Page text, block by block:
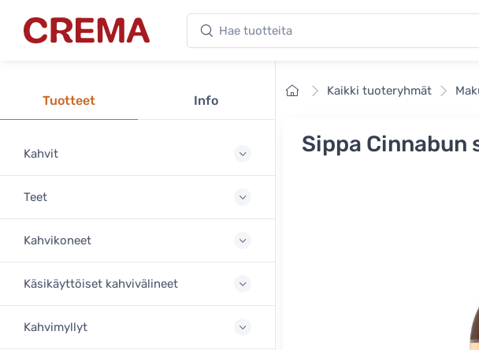
Crema Hae tuotteita
Tuotteet Info
Kahvit
Teet
Kahvikoneet
Käsikäyttöiset kahvivälineet
Kahvimyllyt
EtusivuKaikki tuoteryhmät
Sippa Cinnabun